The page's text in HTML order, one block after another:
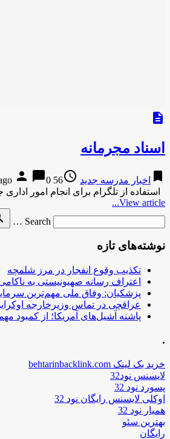
description
اسناد مجرمانه
bookmark اخبار مدرسه جدید access_time
56 years ago
person chat_bubble0
استفاده از تلگرام برای انجام امور
View article...
Search …
نوشته‌های تازه
تکذیب وقوع انفجار در مرز شلمچه
اعتراف رسانه صهیونیستی به
پزشکیان: وفاق ملی مهم‌ترین
عراقچی در تماس وزیرخارجه
پاشنه آشیل‌های آمریکا؛ از کمبود
.
خرید بک لینک behtarinbacklink.com
لایسنس نود32
پسورد نود 32
اوکلی لایسنس رایگان نود 32
همیار نود 32
بهترین سئو
رایگان